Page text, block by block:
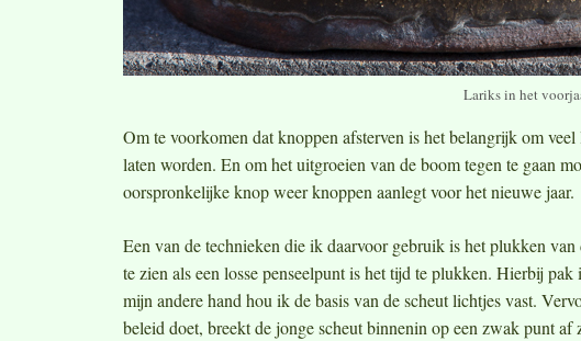
Lariks in het
Om te voorkomen dat knoppen afsterven is het belangrijk om
laten worden. En om het uitgroeien van de boom tegen te gaan
oorspronkelijke knop weer knoppen aanlegt voor het nieuwe jaar.
Een van de technieken die ik daarvoor gebruik is het plukken
te zien als een losse penseelpunt is het tijd te plukken. Hierbij
mijn andere hand hou ik de basis van de scheut lichtjes vast.
beleid doet, breekt de jonge scheut binnenin op een zwak punt